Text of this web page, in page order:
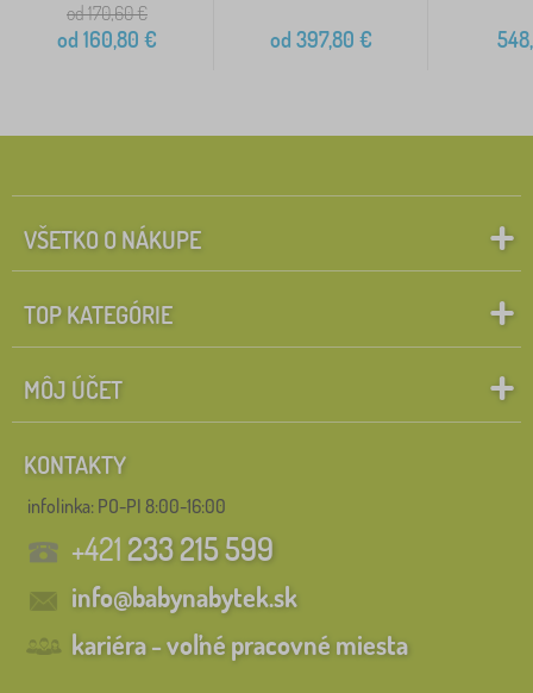
od 170,60€
od 160,80 € od 397,80 €
VŠETKO O NÁKUPE
TOP KATEGÓRIE
MÔJ ÚČET
KONTAKTY
infolinka: PO-PI 8:00-16:00
+421233 215 599
info@babynabytek.sk
kariéra - voľné pracovné miesta